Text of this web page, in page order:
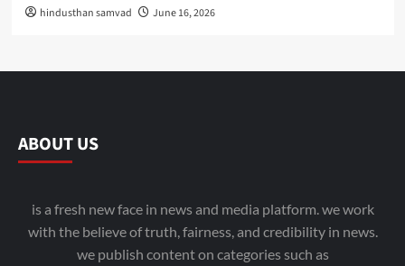
hindusthan samvad June 16, 2026
ABOUT US
is a fresh new face in news and media platform. we work
with the believe of truth, fairness, and credibility in news.
we publish content on categories such as